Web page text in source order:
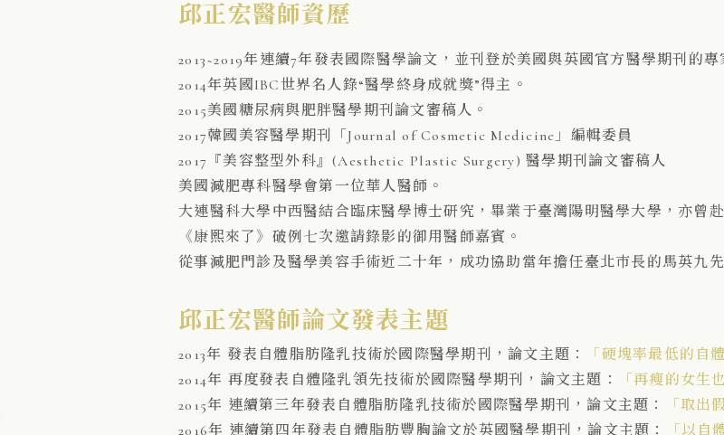
邱正宏醫師資歷
2013~2019年連續7年發表國際醫學論文，並刊登於美國與英國官方醫學期刊的專
2014年英國IBC世界名人錄“醫學終身成就獎”得主。
2015美國糖尿病與肥胖醫學期刊論文審稿人。
2017韓國美容醫學期刊「Journal of Cosmetic Medicine」編輯委員
2017『美容整型外科』(Aesthetic Plastic Surgery) 醫學期刊論文審稿人
美國減肥專科醫學會第一位華人醫師。
大連醫科大學中西醫結合臨床醫學博士研究，畢業于臺灣陽明醫學大學，亦曾
《康熙來了》破例七次邀請錄影的御用醫師嘉賓。
從事減肥門診及醫學美容手術近二十年，成功協助當年擔任臺北巿長的馬英九
邱正宏醫師論文發表主題
2013年 發表自體脂肪隆乳技術於國際醫學期刊，論文主題：
「硬塊率最低的自
2014年 再度發表自體隆乳領先技術於國際醫學期刊，論文主題：
「再瘦的女生
2015年 連續第三年發表自體脂肪隆乳技術於國際醫學期刊，論文主題：
「取出
2016年 連續第四年發表自體脂肪豐胸論文於英國醫學期刊，論文主題：
「以